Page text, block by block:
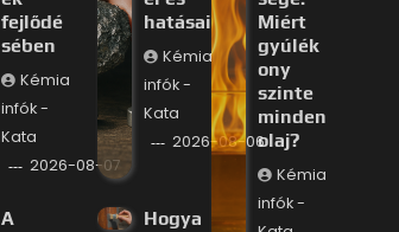
fejlődé
sében
Kémia
infók -
Kata
2026-08-07
hatásai
Kémia
infók -
Kata
2026-08-06
A
Hogya
Miért
gyúlék
ony
szinte
minden
olaj?
Kémia
infók -